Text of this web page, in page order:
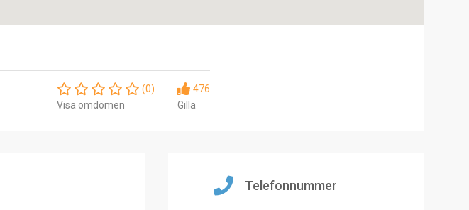
(0)
Visa omdömen
476
Gilla
Telefonnummer